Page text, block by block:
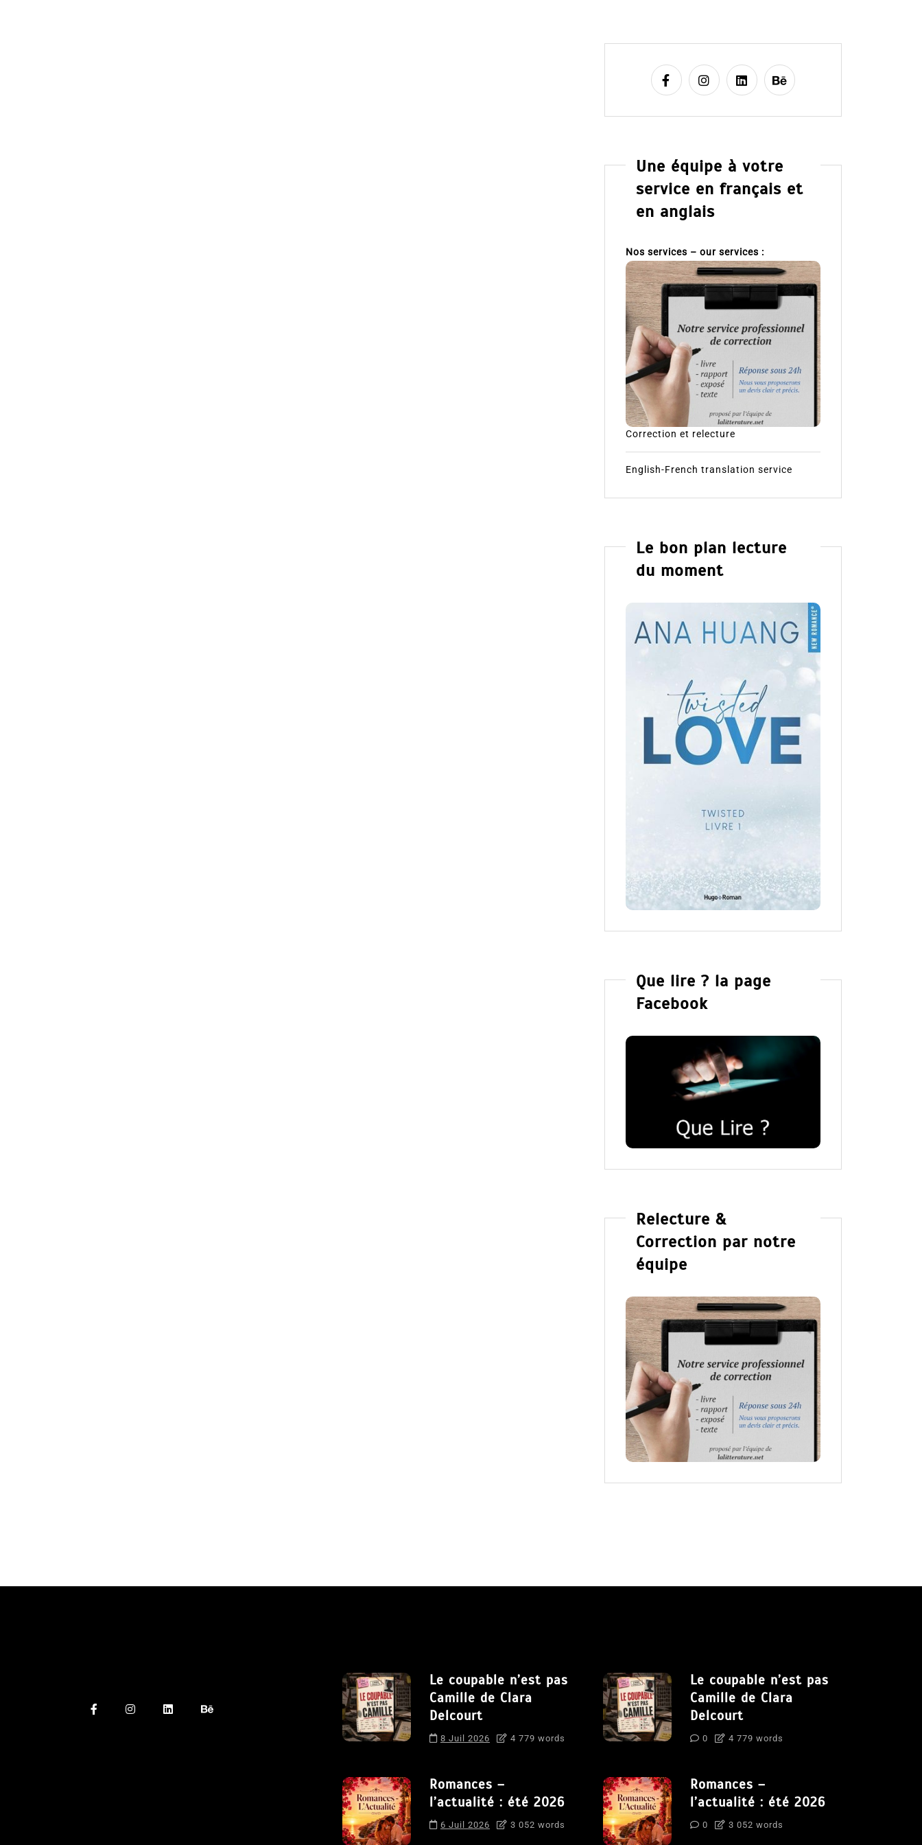
Une équipe à votre
service en français et
en anglais
Nos services – our services :
Correction et relecture
English-French translation service
Le bon plan lecture
du moment
Que lire ? la page
Facebook
Relecture &
Correction par notre
équipe
Le coupable n’est pas
Camille de Clara
Delcourt
8 Juil 2026 4 779 words
Romances –
l’actualité : été 2026
6 Juil 2026 3 052 words
Le coupable n’est pas
Camille de Clara
Delcourt
0 4 779 words
Romances –
l’actualité : été 2026
0 3 052 words